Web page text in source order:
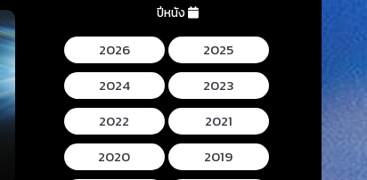
Hokum (2026) ห้อง
กุมวิญญาณ
Mortal Kombat II
(2026) มอร์ทัล คอม
แบท 2
Lee
Mummy
โครนิน เดอ
ปีหนัง
2026
2025
2024
2023
2022
2021
2020
2019